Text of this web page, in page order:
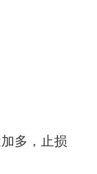
多，止损